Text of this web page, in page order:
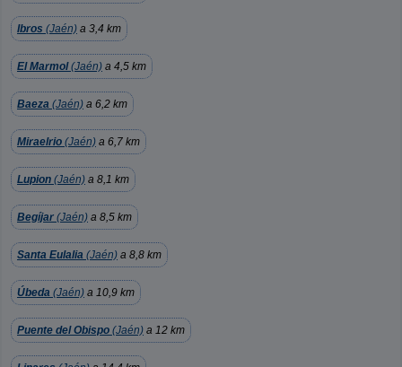
Ibros (Jaén) a 3,4 km
El Marmol(Jaén) a 4,5 km
Baeza (Jaén) a 6,2 km
Miraelrio (Jaén) a 6,7 km
Lupion (Jaén) a 8,1 km
Begíjar (Jaén) a 8,5 km
Santa Eulalia (Jaén) a 8,8 km
Úbeda (Jaén) a 10,9 km
Puente del Obispo (Jaén) a 12 km